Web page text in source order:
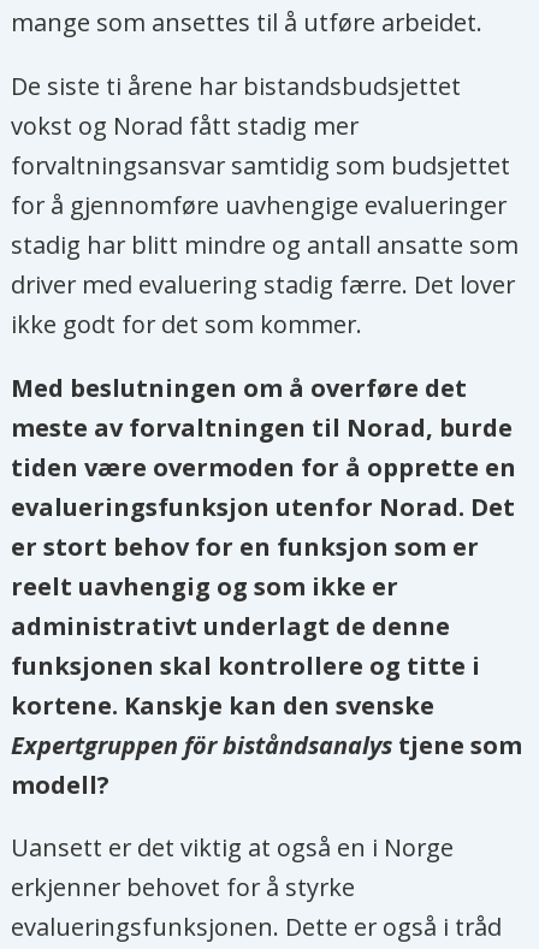
mange som ansettes til å utføre arbeidet.
De siste ti årene har bistandsbudsjettet
vokst og Norad fått stadig mer
forvaltningsansvar samtidig som budsjettet
for å gjennomføre uavhengige evalueringer
stadig har blitt mindre og antall ansatte som
driver med evaluering stadig færre. Det lover
ikke godt for det som kommer.
Med beslutningen om å overføre det
meste av forvaltningen til Norad, burde
tiden være overmoden for å opprette en
evalueringsfunksjon utenfor Norad. Det
er stort behov for en funksjon som er
reelt uavhengig og som ikke er
administrativt underlagt de denne
funksjonen skal kontrollere og titte i
kortene. Kanskje kan den svenske
Expertgruppen för biståndsanalys tjene som
modell?
Uansett er det viktig at også en i Norge
erkjenner behovet for å styrke
evalueringsfunksjonen. Dette er også i tråd